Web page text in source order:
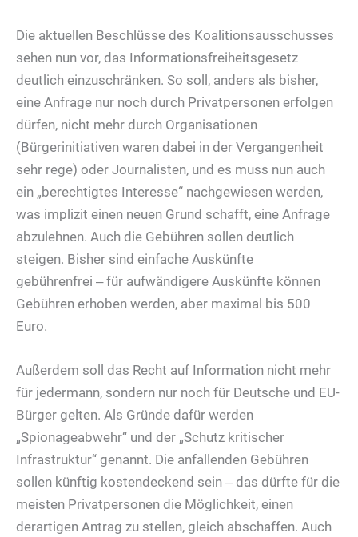
Die aktuellen Beschlüsse des Koalitionsausschusses
sehen nun vor, das Informationsfreiheitsgesetz
deutlich einzuschränken. So soll, anders als bisher,
eine Anfrage nur noch durch Privatpersonen erfolgen
dürfen, nicht mehr durch Organisationen
(Bürgerinitiativen waren dabei in der Vergangenheit
sehr rege) oder Journalisten, und es muss nun auch
ein „berechtigtes Interesse“ nachgewiesen werden,
was implizit einen neuen Grund schafft, eine Anfrage
abzulehnen. Auch die Gebühren sollen deutlich
steigen. Bisher sind einfache Auskünfte
gebührenfrei ‒ für aufwändigere Auskünfte können
Gebühren erhoben werden, aber maximal bis 500
Euro.
Außerdem soll das Recht auf Information nicht mehr
für jedermann, sondern nur noch für Deutsche und EU-
Bürger gelten. Als Gründe dafür werden
„Spionageabwehr“ und der „Schutz kritischer
Infrastruktur“ genannt. Die anfallenden Gebühren
sollen künftig kostendeckend sein ‒ das dürfte für die
meisten Privatpersonen die Möglichkeit, einen
derartigen Antrag zu stellen, gleich abschaffen. Auch